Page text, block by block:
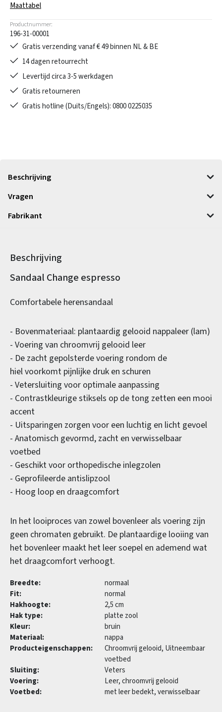
Maattabel
Productnummer:
196-31-00001
Gratis verzending vanaf € 49 binnen NL & BE
14 dagen retourrecht
Levertijd circa 3-5 werkdagen
Gratis retourneren
Gratis hotline (Duits/Engels): 0800 0225035
Beschrijving
Vragen
Fabrikant
Beschrijving
Productinformatie
Sandaal Change espresso
Comfortabele herensandaal
- Bovenmateriaal: plantaardig gelooid nappaleer (lam)
- Voering van chroomvrij gelooid leer
- De zacht gepolsterde voering rondom de
hiel voorkomt pijnlijke druk en schuren
- Vetersluiting voor optimale aanpassing
- Contrastkleurige stiksels op de tong zetten een mooi
accent
- Uitsparingen zorgen voor een luchtig en licht gevoel
- Anatomisch gevormd, zacht en verwisselbaar
voetbed
- Geschikt voor orthopedische inlegzolen
- Geprofileerde antislipzool
- Hoog loop en draagcomfort
In het looiproces van zowel bovenleer als voering zijn
geen chromaten gebruikt. De plantaardige looiing van
het bovenleer maakt het leer soepel en ademend wat
het draagcomfort verhoogt.
Breedte:
normaal
Fit:
normal
Hakhoogte:
2,5 cm
Hak type:
platte zool
Kleur:
bruin
Materiaal:
nappa
Producteigenschappen:
Chroomvrij gelooid, Uitneembaar
voetbed
Sluiting:
Veters
Voering:
Leer, chroomvrij gelooid
Voetbed:
met leer bedekt, verwisselbaar